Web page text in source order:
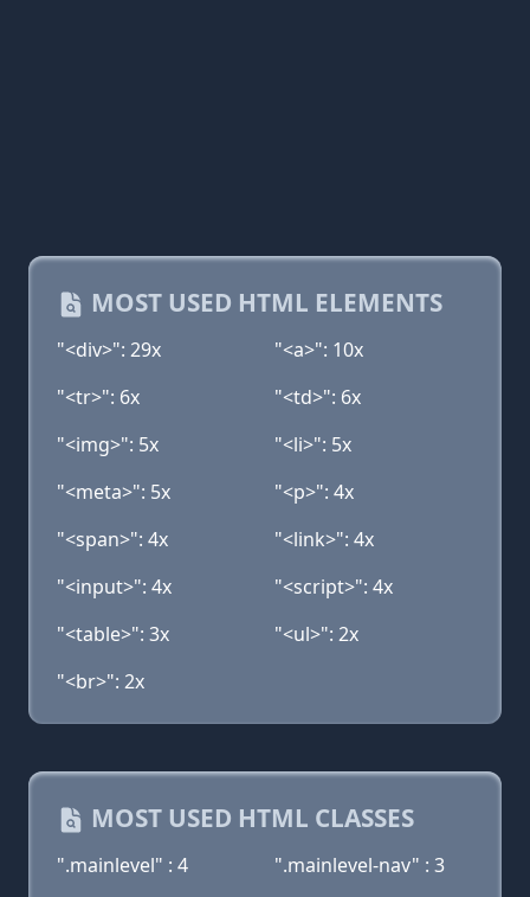
MOST USED HTML ELEMENTS
"<div>": 29x
"<a>": 10x
"<tr>": 6x
"<td>": 6x
"<img>": 5x
"<li>": 5x
"<meta>": 5x
"<p>": 4x
"<span>": 4x
"<link>": 4x
"<input>": 4x
"<script>": 4x
"<table>": 3x
"<ul>": 2x
"<br>": 2x
MOST USED HTML CLASSES
".mainlevel" : 4
".mainlevel-nav" : 3